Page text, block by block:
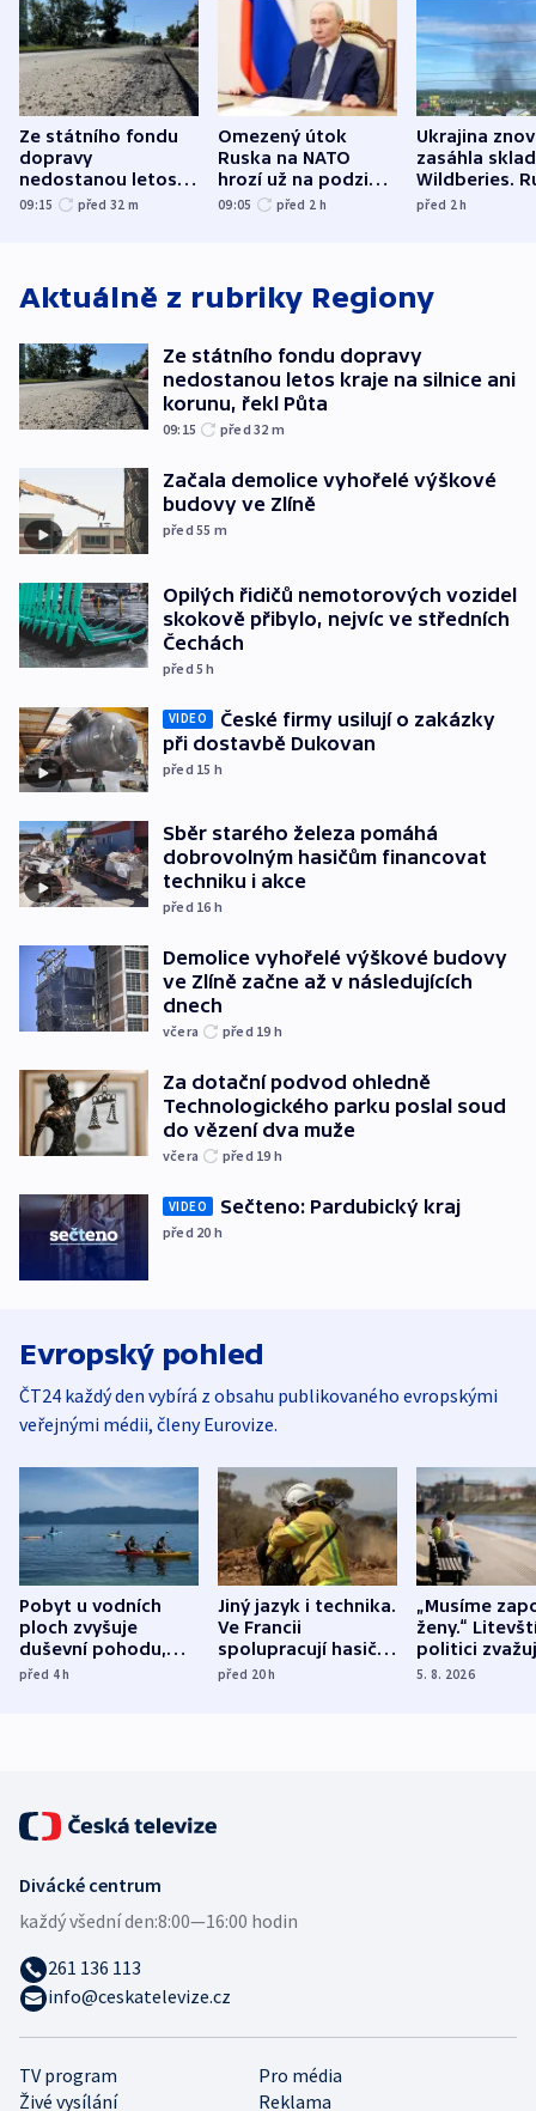
Ze státního fondu
dopravy
nedostanou letos
kraje na silnice ani
09:15 před 32 m
Omezený útok
Ruska na NATO
hrozí už na podzim,
varují tajné služby
09:05 před 2 h
Ukrajina
zasáhla
Wildberies.
útočili v
před 2h
Aktuálně z rubriky Regiony
Ze státního fondu dopravy
nedostanou letos kraje na silnice ani
korunu, řekl Půta
09:15 před 32 m
Začala demolice vyhořelé výškové
budovy ve Zlíně
před 55 m
Opilých řidičů nemotorových vozidel
skokově přibylo, nejvíc ve středních
Čechách
před 5h
VIDEO
České firmy usilují o zakázky
při dostavbě Dukovan
před 15 h
Sběr starého železa pomáhá
dobrovolným hasičům financovat
techniku i akce
před 16 h
Demolice vyhořelé výškové budovy
ve Zlíně začne až v následujících
dnech
včera před 19 h
Za dotační podvod ohledně
Technologického parku poslal soud
do vězení dva muže
včera před 19 h
VIDEO Sečteno: Pardubický kraj
před 20 h
Evropský pohled
ČT24 každý den vybírá z obsahu publikovaného evropskými
veřejnými médii, členy Eurovize.
Pobyt u vodních
ploch zvyšuje
duševní pohodu,
ukázala
před 4h
Jiný jazyk i technika.
Ve Francii
spolupracují hasiči z
různých zemí
před 20h
„Musíme
ženy.“
politici
dohodu o
5. 8. 2026
TV program
Pro média
Živé vysílání
Reklama
Divácké centrum
každý všední den:8:00—16:00 hodin
261 136 113
info@ceskatelevize.cz